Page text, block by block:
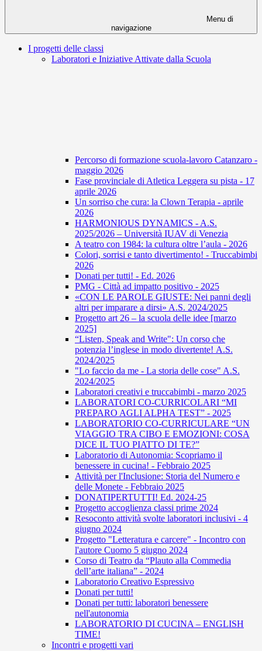
Menu di
navigazione
I progetti delle classi
Laboratori e Iniziative Attivate dalla Scuola
Percorso di formazione scuola-lavoro Catanzaro -
maggio 2026
Fase provinciale di Atletica Leggera su pista - 17
aprile 2026
Un sorriso che cura: la Clown Terapia - aprile
2026
HARMONIOUS DYNAMICS - A.S.
2025/2026 – Università IUAV di Venezia
A teatro con 1984: la cultura oltre l’aula - 2026
Colori, sorrisi e tanto divertimento! - Truccabimbi
2026
Donati per tutti! - Ed. 2026
PMG - Città ad impatto positivo - 2025
«CON LE PAROLE GIUSTE: Nei panni degli
altri per imparare a dirsi» A.S. 2024/2025
Progetto art 26 – la scuola delle idee [marzo
2025]
“Listen, Speak and Write": Un corso che
potenzia l’inglese in modo divertente! A.S.
2024/2025
"Lo faccio da me - La storia delle cose" A.S.
2024/2025
Laboratori creativi e truccabimbi - marzo 2025
LABORATORI CO-CURRICOLARI “MI
PREPARO AGLI ALPHA TEST” - 2025
LABORATORIO CO-CURRICULARE “UN
VIAGGIO TRA CIBO E EMOZIONI: COSA
DICE IL TUO PIATTO DI TE?”
Laboratorio di Autonomia: Scopriamo il
benessere in cucina! - Febbraio 2025
Attività per l'Inclusione: Storia del Numero e
delle Monete - Febbraio 2025
DONATIPERTUTTI! Ed. 2024-25
Progetto accoglienza classi prime 2024
Resoconto attività svolte laboratori inclusivi - 4
giugno 2024
Progetto "Letteratura e carcere" - Incontro con
l'autore Cuomo 5 giugno 2024
Corso di Teatro da “Plauto alla Commedia
dell’arte italiana” - 2024
Laboratorio Creativo Espressivo
Donati per tutti!
Donati per tutti: laboratori benessere
nell'autonomia
LABORATORIO DI CUCINA – ENGLISH
TIME!
Incontri e progetti vari